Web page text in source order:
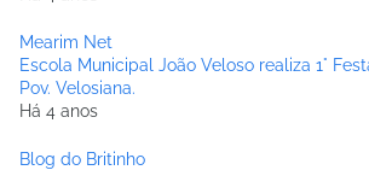
Mearim Net
Escola Municipal João Veloso realiza 1°
Pov. Velosiana.
Há 4 anos
Blog do Britinho